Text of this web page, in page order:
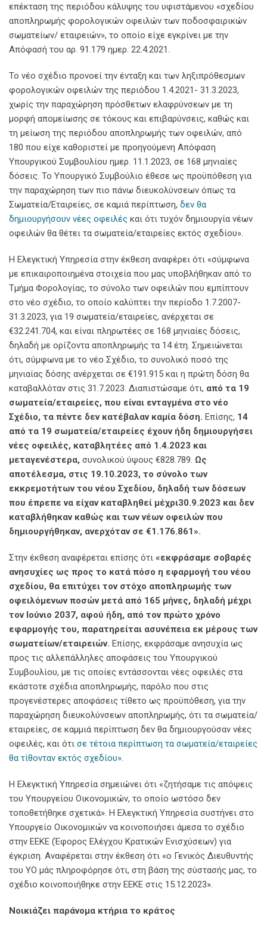
επέκταση της περιόδου κάλυψης του υφιστάμενου «σχεδίου
αποπληρωμής φορολογικών οφειλών των ποδοσφαιρικών
σωματείων/ εταιρειών», το οποίο είχε εγκρίνει με την
Απόφασή του αρ. 91.179 ημερ. 22.4.2021.
Το νέο σχέδιο προνοεί την ένταξη και των ληξιπρόθεσμων
φορολογικών οφειλών της περιόδου 1.4.2021- 31.3.2023,
χωρίς την παραχώρηση πρόσθετων ελαφρύνσεων με τη
μορφή απομείωσης σε τόκους και επιβαρύνσεις, καθώς και
τη μείωση της περιόδου αποπληρωμής των οφειλών, από
180 που είχε καθοριστεί με προηγούμενη Απόφαση
Υπουργικού Συμβουλίου ημερ. 11.1.2023, σε 168 μηνιαίες
δόσεις. Το Υπουργικό Συμβούλιο έθεσε ως προϋπόθεση για
την παραχώρηση των πιο πάνω διευκολύνσεων όπως τα
Σωματεία/Εταιρείες, σε καμιά περίπτωση, δεν θα
δημιουργήσουν νέες οφειλές και ότι τυχόν δημιουργία νέων
οφειλών θα θέτει τα σωματεία/εταιρείες εκτός σχεδίου».
Η Ελεγκτική Υπηρεσία στην έκθεση αναφέρει ότι «σύμφωνα
με επικαιροποιημένα στοιχεία που μας υποβλήθηκαν από το
Τμήμα Φορολογίας, το σύνολο των οφειλών που εμπίπτουν
στο νέο σχέδιο, το οποίο καλύπτει την περίοδο 1.7.2007-
31.3.2023, για 19 σωματεία/εταιρείες, ανέρχεται σε
€32.241.704, και είναι πληρωτέες σε 168 μηνιαίες δόσεις,
δηλαδή με ορίζοντα αποπληρωμής τα 14 έτη. Σημειώνεται
ότι, σύμφωνα με το νέο Σχέδιο, το συνολικό ποσό της
μηνιαίας δόσης ανέρχεται σε €191.915 και η πρώτη δόση θα
καταβαλλόταν στις 31.7.2023. Διαπιστώσαμε ότι, από τα 19
σωματεία/εταιρείες, που είναι ενταγμένα στο νέο
Σχέδιο, τα πέντε δεν κατέβαλαν καμία δόση. Επίσης, 14
από τα 19 σωματεία/εταιρείες έχουν ήδη δημιουργήσει
νέες οφειλές, καταβλητέες από 1.4.2023 και
μεταγενέστερα, συνολικού ύψους €828.789. Ως
αποτέλεσμα, στις 19.10.2023, το σύνολο των
εκκρεμοτήτων του νέου Σχεδίου, δηλαδή των δόσεων
που έπρεπε να είχαν καταβληθεί μέχρι30.9.2023 και δεν
καταβλήθηκαν καθώς και των νέων οφειλών που
δημιουργήθηκαν, ανερχόταν σε €1.176.861».
Στην έκθεση αναφέρεται επίσης ότι «εκφράσαμε σοβαρές
ανησυχίες ως προς το κατά πόσο η εφαρμογή του νέου
σχεδίου, θα επιτύχει τον στόχο αποπληρωμής των
οφειλόμενων ποσών μετά από 165 μήνες, δηλαδή μέχρι
τον Ιούνιο 2037, αφού ήδη, από τον πρώτο χρόνο
εφαρμογής του, παρατηρείται ασυνέπεια εκ μέρους των
σωματείων/εταιρειών. Επίσης, εκφράσαμε ανησυχία ως
προς τις αλλεπάλληλες αποφάσεις του Υπουργικού
Συμβουλίου, με τις οποίες εντάσσονται νέες οφειλές στα
εκάστοτε σχέδια αποπληρωμής, παρόλο που στις
προγενέστερες αποφάσεις τίθετο ως προϋπόθεση, για την
παραχώρηση διευκολύνσεων αποπληρωμής, ότι τα σωματεία/
εταιρείες, σε καμμιά περίπτωση δεν θα δημιουργούσαν νέες
οφειλές, και ότι σε τέτοια περίπτωση τα σωματεία/εταιρείες
θα τίθονταν εκτός σχεδίου».
Η Ελεγκτική Υπηρεσία σημειώνει ότι «ζητήσαμε τις απόψεις
του Υπουργείου Οικονομικών, το οποίο ωστόσο δεν
τοποθετήθηκε σχετικά». Η Ελεγκτική Υπηρεσία συστήνει στο
Υπουργείο Οικονομικών να κοινοποιήσει άμεσα το σχέδιο
στην ΕΕΚΕ (Έφορος Ελέγχου Κρατικών Ενισχύσεων) για
έγκριση. Αναφέρεται στην έκθεση ότι «ο Γενικός Διευθυντής
του ΥΟ μάς πληροφόρησε ότι, στη βάση της σύστασής μας, το
σχέδιο κοινοποιήθηκε στην ΕΕΚΕ στις 15.12.2023».
Νοικιάζει παράνομα κτήρια το κράτος